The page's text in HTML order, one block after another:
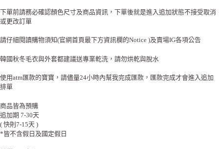
下單前請務必確認顏色尺寸及商品資訊，下單後就是進入追加狀態不接受取消
或更改訂單
請仔細閱讀購物須知(官網首頁最下方資訊欄的Notice )及賣場IG各項公告
韓國秋冬毛衣與外套都建議送專業乾洗，請勿烘乾與脫水
使用atm匯款的寶寶，請儘量24小時內幫我完成匯款，匯款完成才會進入追加
排單
商品皆為預購
追加期 7-30天
( 快則7-15天 )
*皆不含假日及國定假日